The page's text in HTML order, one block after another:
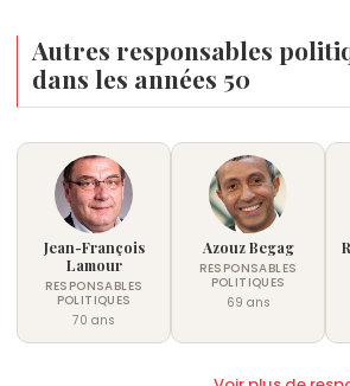
Autres responsables
dans les années 50
Jean-François
Lamour
RESPONSABLES
POLITIQUES
70 ans
Azouz Begag
RESPONSABLES
POLITIQUES
69 ans